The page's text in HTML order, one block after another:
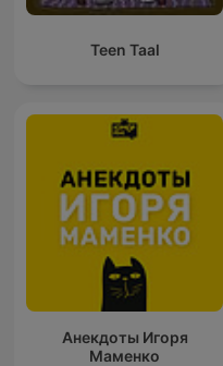
Teen Taal
Анекдоты Игоря
Маменко